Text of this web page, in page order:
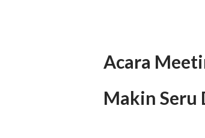
Acara
Makin Seru